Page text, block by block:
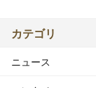
カテゴリ
ニュース